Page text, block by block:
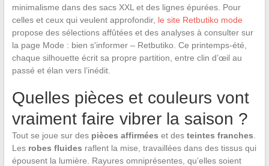
minimalisme dans des sacs XXL et des lignes épurées. Pour
celles et ceux qui veulent approfondir, le site Retbutiko mode
propose des sélections affûtées et des analyses à consulter sur
la page Mode : bien s'informer – Retbutiko. Ce printemps-été,
chaque silhouette écrit sa propre partition, entre clin d’œil au
passé et élan vers l’inédit.
Quelles pièces et couleurs vont
vraiment faire vibrer la saison ?
Tout se joue sur des pièces affirmées et des teintes franches
Les robes fluides raflent la mise, travaillées dans des tissus qui
épousent la lumière. Rayures omniprésentes, qu’elles soient